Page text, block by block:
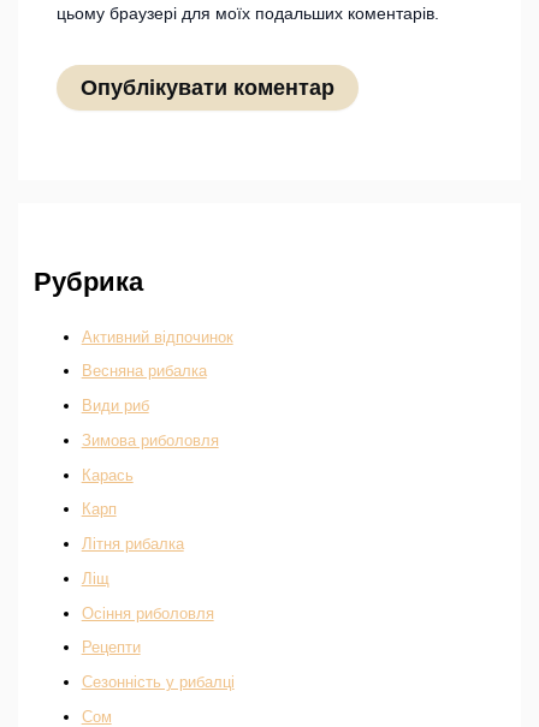
цьому браузері для моїх подальших коментарів.
Рубрика
Активний відпочинок
Весняна рибалка
Види риб
Зимова риболовля
Карась
Карп
Літня рибалка
Ліщ
Осіння риболовля
Рецепти
Сезонність у рибалці
Сом